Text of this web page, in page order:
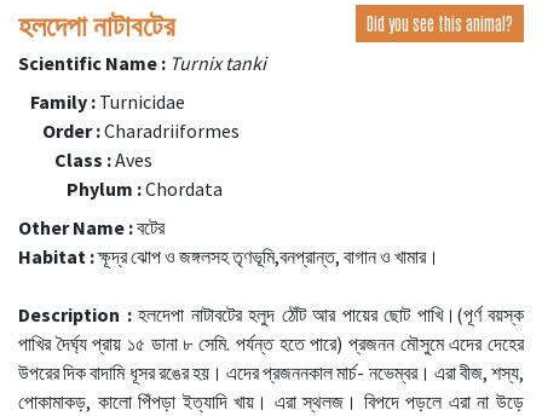
হলদেপা নাটাবটের Did you see this animal?
Scientific Name : Turnix tanki
Family : Turnicidae
Order :Charadriiformes
Class :Aves
Phylum :Chordata
Other Name :বটের
Habitat :ক্ষূদ্র ঝোপ ও জঙ্গলসহ তৃণভূমি,বনপ্রান্ত, বাগান ও খামার।
Description :হলদেপা নাটাবটের হলুদ ঠোঁট আর পায়ের ছোট পাখি।(পূর্ণ বয়স্ক
পাখির দৈর্ঘ্য প্রায় ১৫ ডানা ৮ সেমি. পর্যন্ত হতে পারে) প্রজনন মৌসুমে এদের দেহের
উপরের দিক বাদামি ধূসর রঙের হয়। এদের প্রজননকাল মার্চ- নভেম্বর। এরা বীজ, শস্য,
পোকামাকড়, কালো পিঁপড়া ইত্যাদি খায়। এরা স্থলজ। বিপদে পড়লে এরা না উড়ে